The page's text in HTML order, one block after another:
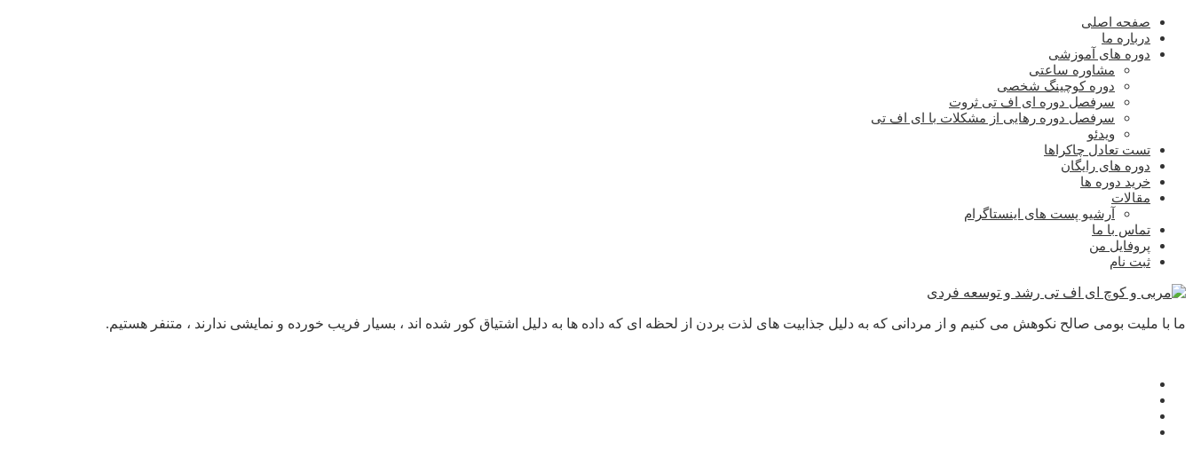
صفحه اصلی
درباره ما
دوره های آموزشی
مشاوره ساعتی
دوره کوچینگ شخصی
سرفصل دوره ای اف تی ثروت
سرفصل دوره رهایی از مشکلات با ای اف تی
ویدئو
تست تعادل چاکراها
دوره های رایگان
خرید دوره ها
مقالات
آرشیو پست های اینستاگرام
تماس با ما
پروفایل من
ثبت نام
ما با ملیت بومی صالح نکوهش می کنیم و از مردانی که به دلیل جذابیت های لذت بردن از لحظه ای که داده ها به دلیل اشتیاق کور شده اند ، بسیار فریب خورده و نمایشی ندارند ، متنفر هستیم.